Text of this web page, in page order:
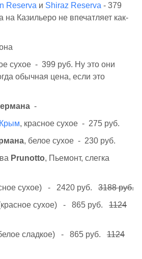
Reserva и Shiraz Reserva - 379
Казильеро не впечатляет как-
сухое - 399 руб. Ну это они
обычная цена, если это
-
, красное сухое - 275 руб.
, белое сухое - 230 руб.
Prunotto, Пьемонт, слегка
сухое) - 2420 руб. 3188 руб.
сухое) - 865 руб. 1124
сладкое) - 865 руб. 1124